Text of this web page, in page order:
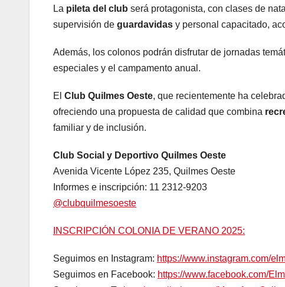
La pileta del club será protagonista, con clases de
supervisión de guardavidas y personal capacitado,
Además, los colonos podrán disfrutar de jornadas
especiales y el campamento anual.
El Club Quilmes Oeste, que recientemente ha
ofreciendo una propuesta de calidad que combina
familiar y de inclusión.
Club Social y Deportivo Quilmes Oeste
Avenida Vicente López 235, Quilmes Oeste
Informes e inscripción: 11 2312-9203
@clubquilmesoeste
INSCRIPCIÓN COLONIA DE VERANO 2025:
Seguimos en Instagram: https://www.instagram.com/
Seguimos en Facebook: https://www.facebook.com/